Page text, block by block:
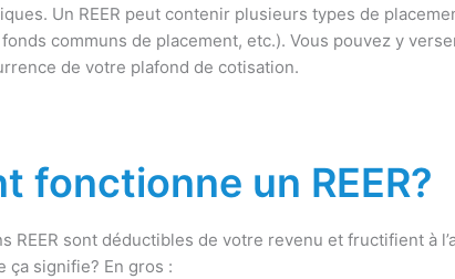
Un REER peut contenir plusieurs types de
communs de placement, etc.). Vous pouvez y
de votre plafond de cotisation.
fonctionne un REER?
REER sont déductibles de votre revenu et fructifient à
ça signifie? En gros :